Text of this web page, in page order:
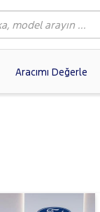
Aracımı Değerle